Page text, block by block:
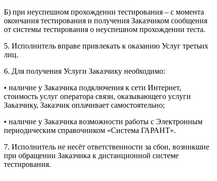
Б) при неуспешном прохождении тестирования – с момента
окончания тестирования и получения Заказчиком сообщения
от системы тестирования о неуспешном прохождении теста.
5. Исполнитель вправе привлекать к оказанию Услуг третьих
лиц.
6. Для получения Услуги Заказчику необходимо:
• наличие у Заказчика подключения к сети Интернет,
стоимость услуг оператора связи, оказывающего услуги
Заказчику, Заказчик оплачивает самостоятельно;
• наличие у Заказчика возможности работы с Электронным
периодическим справочником «Система ГАРАНТ».
7. Исполнитель не несёт ответственности за сбои, возникшие
при обращении Заказчика к дистанционной системе
тестирования.